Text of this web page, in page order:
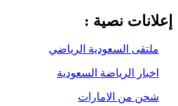
نصية :
السعودية الرياضي
الرياضة السعودية
من الامارات